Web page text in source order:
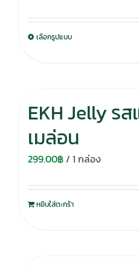
was:
750.00฿.
is:
เลือกรูปแบบ
EKH Jelly ร
เมล่อน
299.00฿/ 1 กล่อง
หยิบใส่ตะกร้า